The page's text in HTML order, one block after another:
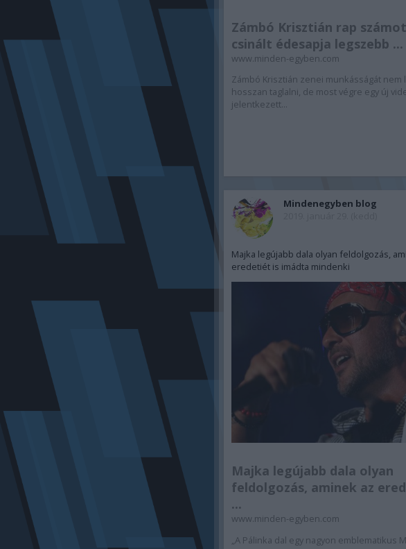
Zámbó Krisztián rap számot
csinált édesapja legszebb ...
www.minden-egyben.com
Zámbó Krisztián zenei munkásságát nem
hosszan taglalni, de most végre egy új
jelentkezett...
Mindenegyben blog
Majka legújabb dala olyan feldolgozás,
eredetiét is imádta mindenki
Majka legújabb dala olyan
feldolgozás, aminek az
...
www.minden-egyben.com
„A Pálinka dal egy nagyon emblematikus